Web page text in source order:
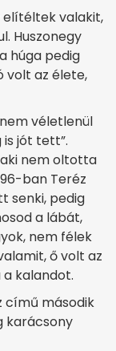
elítéltek valakit,
Huszonegy
húga pedig
volt az élete,
véletlenül
jót tett”.
nem oltotta
ban Teréz
senki, pedig
a lábát,
nem félek
ő volt az
kalandot.
című második
karácsony